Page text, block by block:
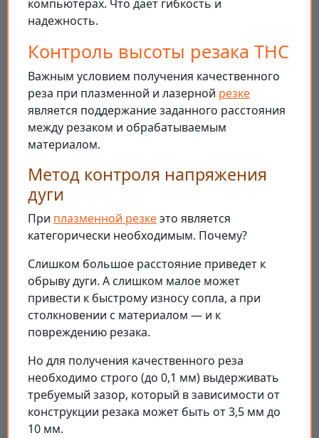
компьютерах. Что дает гибкость и
надежность.
Контроль высоты резака THC
Важным условием получения качественного
реза при плазменной и лазерной резке
является поддержание заданного расстояния
между резаком и обрабатываемым
материалом.
Метод контроля напряжения
дуги
При плазменной резкеэто является
категорически необходимым. Почему?
Слишком большое расстояние приведет к
обрыву дуги. А слишком малое может
привести к быстрому износу сопла, а при
столкновении с материалом — и к
повреждению резака.
Но для получения качественного реза
необходимо строго (до 0,1 мм) выдерживать
требуемый зазор, который в зависимости от
конструкции резака может быть от 3,5 мм до
10 мм.